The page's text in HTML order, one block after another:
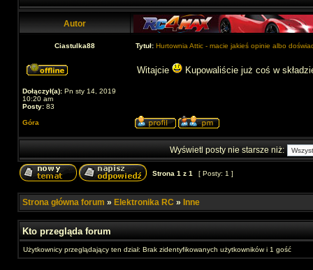
Autor
Ciastulka88 Tytuł: Hurtownia Attic - macie jakieś opinie albo
Dołączył(a): Pn sty 14, 2019
10:20 am
Posty: 83
Witajcie Kupowaliście już coś w
Góra
Wyświetl posty nie starsze niż:
Strona 1 z 1 [ Posty: 1 ]
Strona główna forum » Elektronika RC » Inne
Kto przegląda forum
Użytkownicy przeglądający ten dział: Brak zidentyfikowanych użytkowników i 1 gość